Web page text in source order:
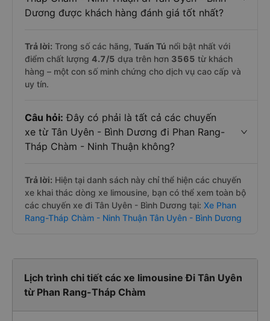
Dương được khách hàng đánh giá tốt nhất?
Trả lời: Trong số các hãng, Tuấn Tú nổi bật nhất với
điểm chất lượng 4.7/5 dựa trên hơn 3565 từ khách
hàng – một con số minh chứng cho dịch vụ cao cấp và
uy tín.
Câu hỏi: Đây có phải là tất cả các chuyến
xe từ Tân Uyên - Bình Dương đi Phan Rang-
Tháp Chàm - Ninh Thuận không?
Trả lời: Hiện tại danh sách này chỉ thể hiện các chuyến
xe khai thác dòng xe limousine, bạn có thể xem toàn bộ
các chuyến xe đi Tân Uyên - Bình Dương tại: Xe Phan
Rang-Tháp Chàm - Ninh Thuận Tân Uyên - Bình Dương
Lịch trình chi tiết các xe limousine Đi Tân Uyên
từ Phan Rang-Tháp Chàm